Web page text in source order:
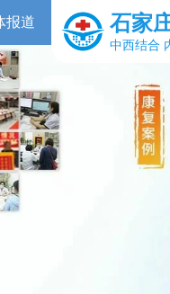
报道 石家
中西结合